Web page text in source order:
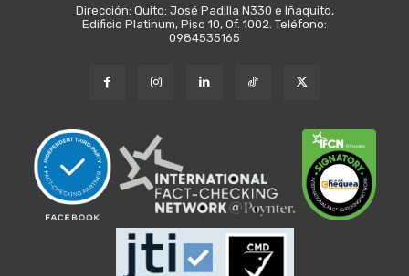
Dirección: Quito: José Padilla N330 e Iñaquito,
Edificio Platinum, Piso 10, Of. 1002. Teléfono:
0984535165